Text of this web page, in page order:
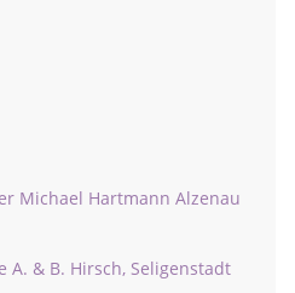
Michael Hartmann Alzenau
& B. Hirsch, Seligenstadt